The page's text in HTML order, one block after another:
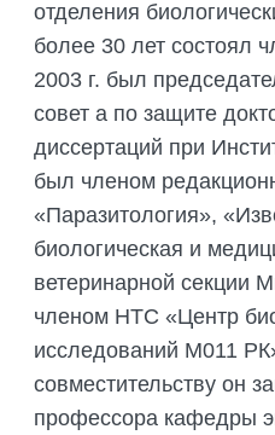
отделения
более 30 лет состоял
2003 г. был
совет а по защите
диссертаций при
был членом
«Паразитология»,
биологическая и
ветеринарной секции
членом НТС «Центр
исследований М011
совместительству он
профессора кафедры